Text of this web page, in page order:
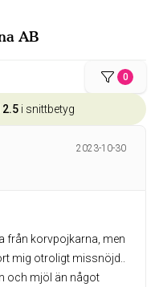
AB
0
2.5 i snittbetyg
2023-10-30
från korvpojkarna, men
mig otroligt missnöjd..
och mjöl än något